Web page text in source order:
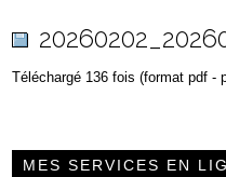
Téléchargé 136 fois (format pdf -
MES SERVICES EN